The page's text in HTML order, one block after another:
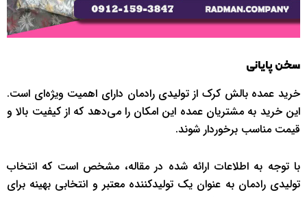
سخن پایانی
خرید عمده بالش کرک از تولیدی رادمان دارای اهمیت ویژه‌ای است.
این خرید به مشتریان عمده این امکان را می‌دهد که از کیفیت بالا و
قیمت مناسب برخوردار شوند.
با توجه به اطلاعات ارائه شده در مقاله، مشخص است که انتخاب
تولیدی رادمان به عنوان یک تولیدکننده معتبر و انتخابی بهینه برای